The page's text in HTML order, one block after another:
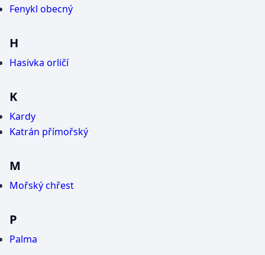
Fenykl obecný
H
Hasivka orličí
K
Kardy
Katrán přímořský
M
Mořský chřest
P
Palma